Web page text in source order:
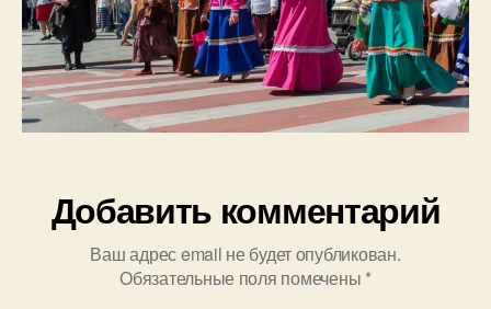
Добавить комментарий
Ваш адрес email не будет опубликован.
Обязательные поля помечены *